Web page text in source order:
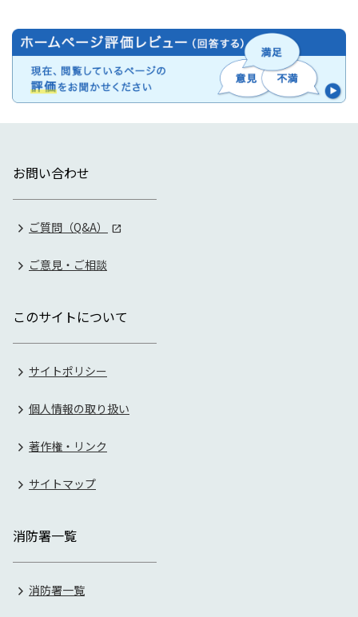
お問い合わせ
ご質問（Q&A）
ご意見・ご相談
このサイトについて
サイトポリシー
個人情報の取り扱い
著作権・リンク
サイトマップ
消防署一覧
消防署一覧